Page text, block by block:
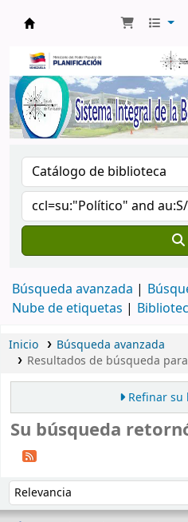
Búsqueda avanzada
Nube de etiquetas
Inicio
Búsqueda avanzada
Resultados de búsqueda
Refinar su
Su búsqueda
Ordenar por: